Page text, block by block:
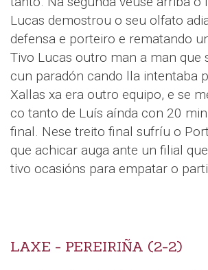
Lucas demostrou o seu olfato
defensa e porteiro e rematando
Tivo Lucas outro man a man que
cun paradón cando lla intentaba
Xallas xa era outro equipo, e se
co tanto de Luís aínda con 20
final. Nese treito final sufríu o
que achicar auga ante un filial
tivo ocasións para empatar o
LAXE - PEREIRIÑA (2-2)